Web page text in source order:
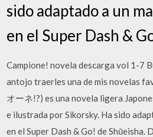
sido adaptado a un
en el Super Dash &
Campione! novela descarga vol 1-7
antojo traerles una de mis novelas
オーネ!?) es una novela ligera
e ilustrada por Sikorsky. Ha sido
en el Super Dash & Go! de Shūeisha.